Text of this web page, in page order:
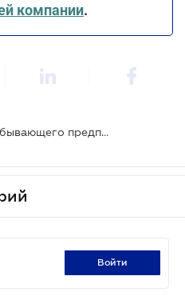
компании.
Экс-руководителю горнодобывающего предприятия сообщили о подозрении в уклонении от уплаты 27 млн грн рентных платежей
войти